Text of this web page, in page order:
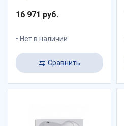
16 971 руб.
Нет в наличии
Сравнить